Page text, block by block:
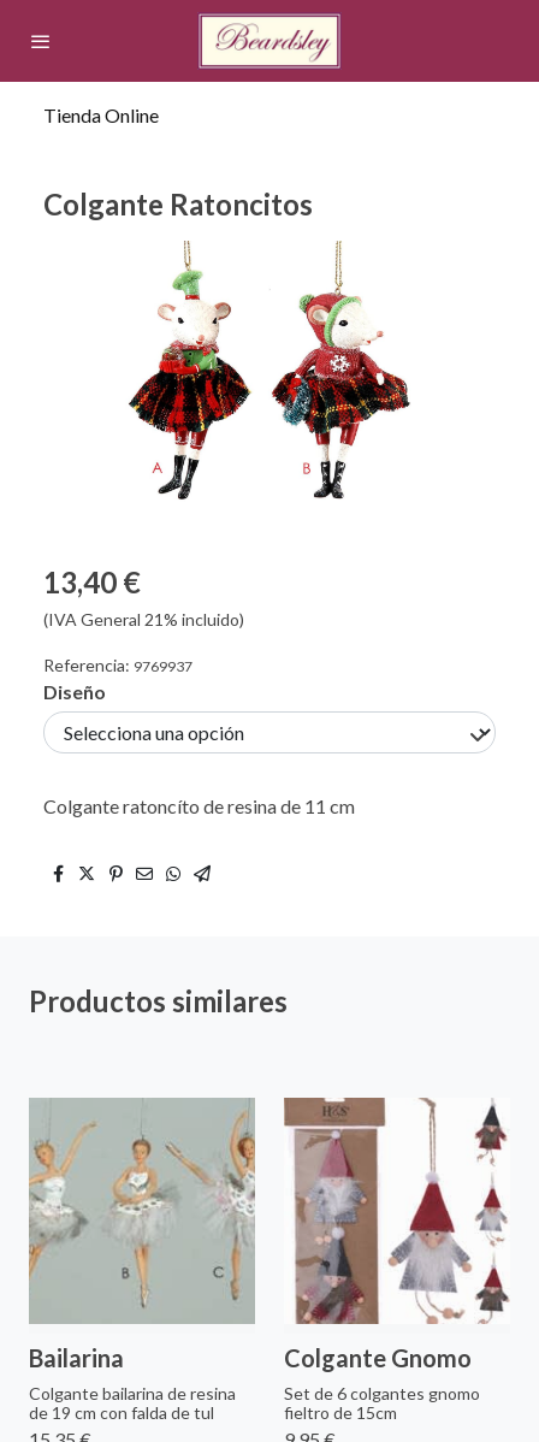
Tienda Online
Colgante Ratoncitos
13,40 €
(IVA General 21% incluido)
Referencia: 9769937
Diseño
Colgante ratoncíto de resina de 11 cm
Productos similares
Bailarina
Colgante bailarina de resina
de 19 cm con falda de tul
Colgante Gnomo
Set de 6 colgantes gnomo
fieltro de 15cm